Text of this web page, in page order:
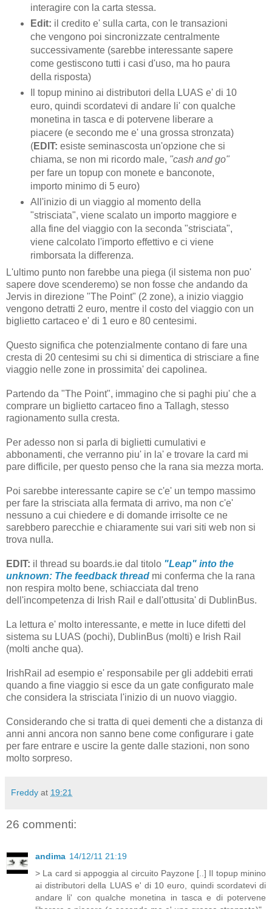
interagire con la carta stessa.
Edit: il credito e' sulla carta, con le transazioni
che vengono poi sincronizzate centralmente
successivamente (sarebbe interessante sapere
come gestiscono tutti i casi d'uso, ma ho paura
della risposta)
Il topup minino ai distributori della LUAS e' di 10
euro, quindi scordatevi di andare li' con qualche
monetina in tasca e di potervene liberare a
piacere (e secondo me e' una grossa stronzata)
(EDIT: esiste seminascosta un'opzione che si
chiama, se non mi ricordo male, "cash and go"
per fare un topup con monete e banconote,
importo minimo di 5 euro)
All'inizio di un viaggio al momento della
"strisciata", viene scalato un importo maggiore e
alla fine del viaggio con la seconda "strisciata",
viene calcolato l'importo effettivo e ci viene
rimborsata la differenza.
L'ultimo punto non farebbe una piega (il sistema non puo'
sapere dove scenderemo) se non fosse che andando da
Jervis in direzione "The Point" (2 zone), a inizio viaggio
vengono detratti 2 euro, mentre il costo del viaggio con un
biglietto cartaceo e' di 1 euro e 80 centesimi.
Questo significa che potenzialmente contano di fare una
cresta di 20 centesimi su chi si dimentica di strisciare a fine
viaggio nelle zone in prossimita' dei capolinea.
Partendo da "The Point", immagino che si paghi piu' che a
comprare un biglietto cartaceo fino a Tallagh, stesso
ragionamento sulla cresta.
Per adesso non si parla di biglietti cumulativi e
abbonamenti, che verranno piu' in la' e trovare la card mi
pare difficile, per questo penso che la rana sia mezza morta.
Poi sarebbe interessante capire se c'e' un tempo massimo
per fare la strisciata alla fermata di arrivo, ma non c'e'
nessuno a cui chiedere e di domande irrisolte ce ne
sarebbero parecchie e chiaramente sui vari siti web non si
trova nulla.
EDIT: il thread su boards.ie dal titolo "Leap" into the
unknown: The feedback thread mi conferma che la rana
non respira molto bene, schiacciata dal treno
dell'incompetenza di Irish Rail e dall'ottusita' di DublinBus.
La lettura e' molto interessante, e mette in luce difetti del
sistema su LUAS (pochi), DublinBus (molti) e Irish Rail
(molti anche qua).
IrishRail ad esempio e' responsabile per gli addebiti errati
quando a fine viaggio si esce da un gate configurato male
che considera la strisciata l'inizio di un nuovo viaggio.
Considerando che si tratta di quei dementi che a distanza di
anni anni ancora non sanno bene come configurare i gate
per fare entrare e uscire la gente dalle stazioni, non sono
molto sorpreso.
Freddy at 19:21
26 commenti:
andima 14/12/11 21:19
> La card si appoggia al circuito Payzone [..] Il topup minino
ai distributori della LUAS e' di 10 euro, quindi scordatevi di
andare li' con qualche monetina in tasca e di potervene